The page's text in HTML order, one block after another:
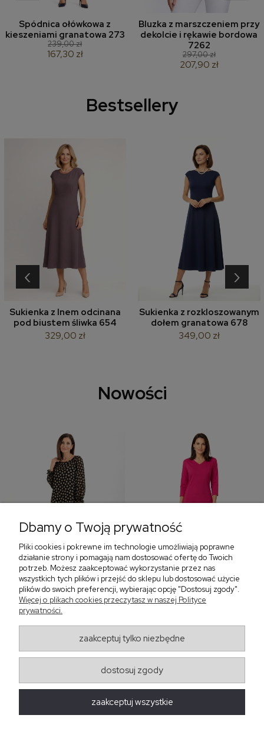
Spódnica ołówkowa z
kieszeniami granatowa 273
239,00 zł
167,30 zł
Bluzka z marszczeniem przy
dekolcie i rękawie bordowa
7262
297,00 zł
207,90 zł
Bestsellery
Sukienka z lnem odcinana
pod biustem śliwka 654
329,00 zł
Sukienka z rozkloszowanym
dołem granatowa 678
349,00 zł
‹ ›
Nowości
Sukienka z falbaną i
bufiastym rękawem w
405,30 zł
Sukienka z dekoltem w
299,00 zł
‹
Regulaminy
Obsługa zamówień
Dbamy o Twoją prywatność
Pliki cookies i pokrewne im technologie umożliwiają poprawne
działanie strony i pomagają nam dostosować ofertę do Twoich
potrzeb. Możesz zaakceptować wykorzystanie przez nas
wszystkich tych plików i przejść do sklepu lub dostosować użycie
plików do swoich preferencji, wybierając opcję "Dostosuj zgody".
Więcej o plikach cookies przeczytasz w naszej Polityce
prywatności.
zaakceptuj tylko niezbędne
dostosuj zgody
zaakceptuj wszystkie